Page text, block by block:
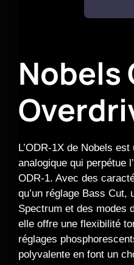
Nobels
L’ODR-1X de Nobels
analogique qui perpétue
ODR-1. Avec des
qu’un réglage Bass Cut,
Spectrum et des modes
elle offre une flexibilité
réglages
polyvalente en font un